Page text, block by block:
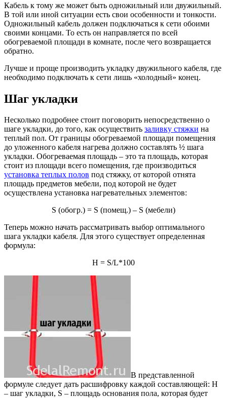
Кабель к тому же может быть одножильный или двужильный.
В той или иной ситуации есть свои особенности и тонкости.
Одножильный кабель должен подключаться к сети обоими
своими концами. То есть он направляется по всей
обогреваемой площади в комнате, после чего возвращается
обратно.
Лучше и проще производить укладку двужильного кабеля, где
необходимо подключать к сети лишь «холодный» конец.
Шаг укладки
Несколько подробнее стоит поговорить непосредственно о
шаге укладки, до того, как осуществить заливку стяжки на
теплый пол. От границы обогреваемой площади помещения
до уложенного кабеля нагрева должно составлять ½ шага
укладки. Обогреваемая площадь – это та площадь, которая
стоит из площади всего помещения, где производиться
установка теплых полов под стяжку, от которой отнята
площадь предметов мебели, под которой не будет
осуществлена установка нагревательных элементов:
S (обогр.) = S (помещ.) – S (мебели)
Теперь можно начать рассматривать выбор оптимального
шага укладки кабеля. Для этого существует определенная
формула:
H = S/L*100
В представленной
формуле следует дать расшифровку каждой составляющей: H
– шаг укладки, S – площадь основания пола, которая будет